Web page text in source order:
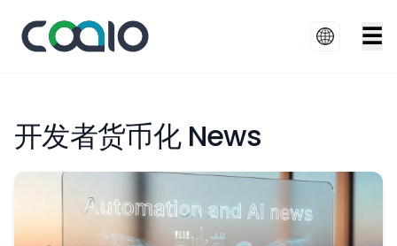
☰
开发者货币化 News